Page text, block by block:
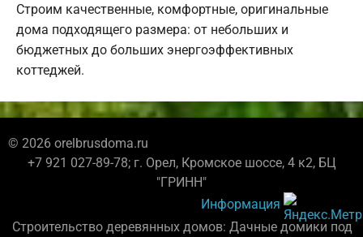
Строим качественные, комфортные, оригинальные
дома подходящего размера: от небольших и
бюджетных до больших энергоэффективных
коттеджей.
© 2026 orelbrusdoma.ru
+7 921 027-89-78; г. Орел, Кромское шоссе, 4 к2, БЦ
"ГРИНН"
Информация
Строительство деревянных домов: Дачные домики под